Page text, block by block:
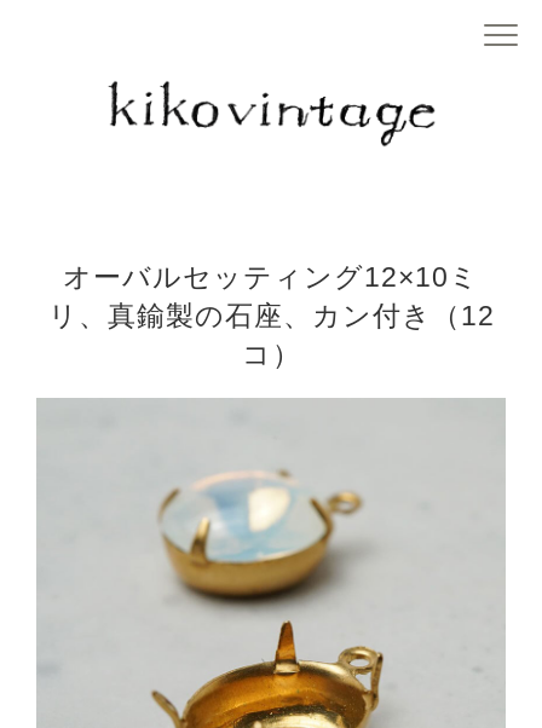
オーバルセッティング12×10ミ
リ、真鍮製の石座、カン付き（12
コ）